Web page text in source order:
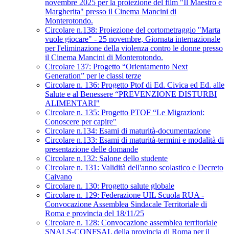
novembre 2025 per la proiezione del film "Il Maestro e
Margherita" presso il Cinema Mancini di
Monterotondo.
Circolare n.138: Proiezione del cortometraggio "Marta
vuole giocare" - 25 novembre, Giornata internazionale
per l'eliminazione della violenza contro le donne presso
il Cinema Mancini di Monterotondo.
Circolare 137: Progetto “Orientamento Next
Generation” per le classi terze
Circolare n. 136: Progetto Ptof di Ed. Civica ed Ed. alle
Salute e al Benessere “PREVENZIONE DISTURBI
ALIMENTARI"
Circolare n. 135: Progetto PTOF “Le Migrazioni:
Conoscere per capire"
Circolare n.134: Esami di maturità-documentazione
Circolare n.133: Esami di maturità-termini e modalità di
presentazione delle domande
Circolare n.132: Salone dello studente
Circolare n. 131: Validità dell'anno scolastico e Decreto
Caivano
Circolare n. 130: Progetto salute globale
Circolare n. 129: Federazione UIL Scuola RUA -
Convocazione Assemblea Sindacale Territoriale di
Roma e provincia del 18/11/25
Circolare n. 128: Convocazione assemblea territoriale
SNALS-CONFSAL della provincia di Roma per il